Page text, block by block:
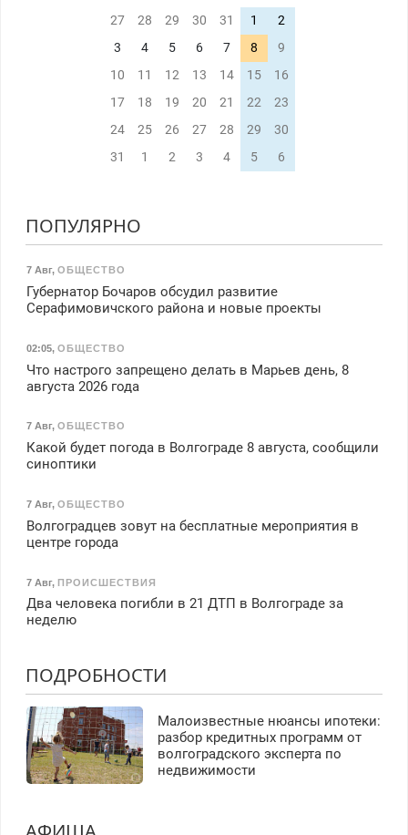
27
28 29 30 31 1
2
3
4 5 6 7 8
9
10
11 12 13 14 15
16
17
18 19 20 21 22
23
24
25 26 27 28 29
30
31
1 2 3 4 5 6
ПОПУЛЯРНО
7 Авг, ОБЩЕСТВО
Губернатор Бочаров обсудил развитие
Серафимовичского района и новые проекты
02:05, ОБЩЕСТВО
Что настрого запрещено делать в Марьев день, 8
августа 2026 года
7 Авг, ОБЩЕСТВО
Какой будет погода в Волгограде 8 августа, сообщили
синоптики
7 Авг, ОБЩЕСТВО
Волгоградцев зовут на бесплатные мероприятия в
центре города
7 Авг, ПРОИСШЕСТВИЯ
Два человека погибли в 21 ДТП в Волгограде за
неделю
ПОДРОБНОСТИ
Малоизвестные нюансы ипотеки:
разбор кредитных программ от
волгоградского эксперта по
недвижимости